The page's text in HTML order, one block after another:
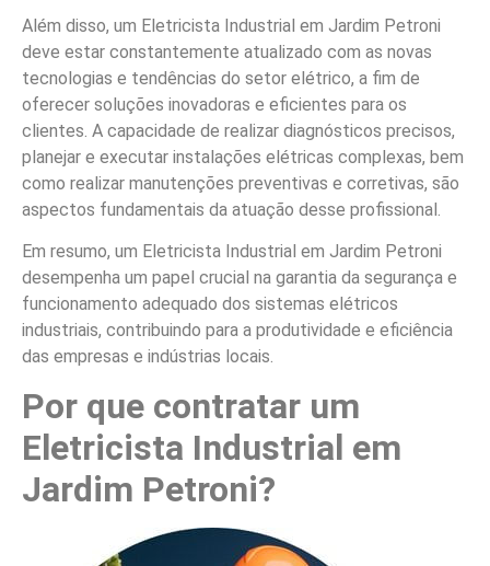
Além disso, um Eletricista Industrial em Jardim Petroni
deve estar constantemente atualizado com as novas
tecnologias e tendências do setor elétrico, a fim de
oferecer soluções inovadoras e eficientes para os
clientes. A capacidade de realizar diagnósticos precisos,
planejar e executar instalações elétricas complexas, bem
como realizar manutenções preventivas e corretivas, são
aspectos fundamentais da atuação desse profissional.
Em resumo, um Eletricista Industrial em Jardim Petroni
desempenha um papel crucial na garantia da segurança e
funcionamento adequado dos sistemas elétricos
industriais, contribuindo para a produtividade e eficiência
das empresas e indústrias locais.
Por que contratar um
Eletricista Industrial em
Jardim Petroni?